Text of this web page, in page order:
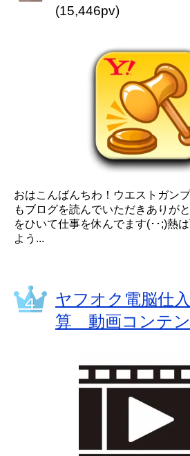
(15,446pv)
おはこんばんちわ！ウエストガン
もブログを読んでいただきありが
をひいて仕事を休んでます(･･;)熱
よう...
ヤフオク電脳仕
算 動画コンテ